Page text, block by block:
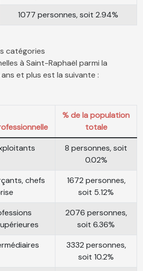
1077 personnes, soit 2.94%
catégories
à Saint-Raphaël parmi la
et plus est la suivante :
% de la population
totale
8 personnes, soit
0.02%
chefs
1672 personnes,
soit 5.12%
2076 personnes,
soit 6.36%
3332 personnes,
soit 10.2%